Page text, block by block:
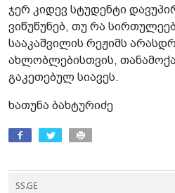
ჯერ კიდევ სტუდენტი
ვიწუწუნებ, თუ რა
სააკაშვილის რეჟიმს
ახლობლებისთვის,
გაკეთებულ სიავეს.
ხათუნა ბახტურიძე
SS.GE